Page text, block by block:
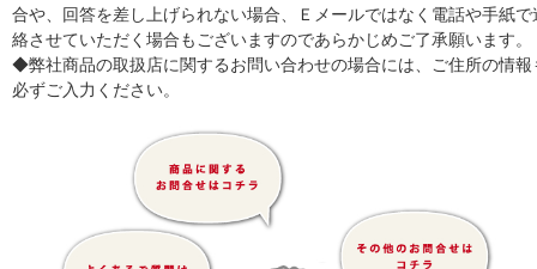
合や、回答を差し上げられない場合、Ｅメールではなく電話や手紙で
絡させていただく場合もございますのであらかじめご了承願います。
◆弊社商品の取扱店に関するお問い合わせの場合には、ご住所の情報
必ずご入力ください。